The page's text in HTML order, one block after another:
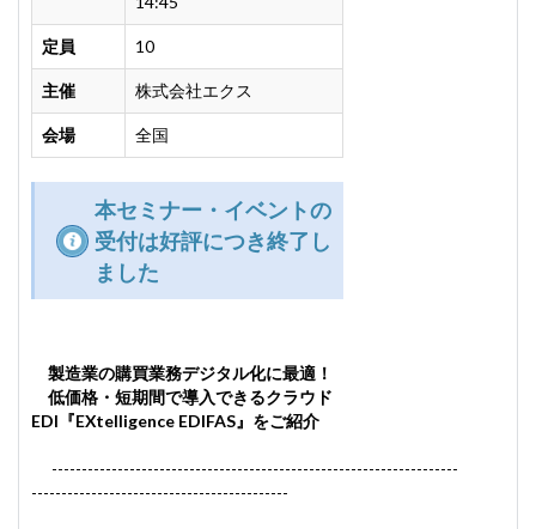
定員 10
主催 株式会社エクス
会場 全国
本セミナー・イベントの
受付は好評につき終了し
ました
製造業の購買業務デジタル化に最適！
低価格・短期間で導入できるクラウド
EDI『EXtelligence EDIFAS』をご紹介
--------------------------------------------------------------------
-------------------------------------------